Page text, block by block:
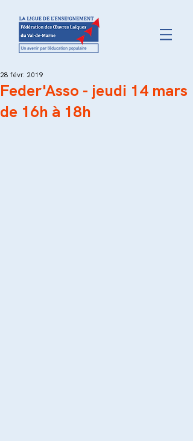
Feder'Asso - jeudi 14 mars
de 16h à 18h
28 févr. 2019